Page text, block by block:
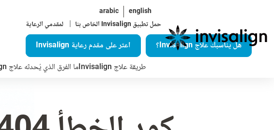
arabic
english
حمل تطبيق Invisalign الخاص بنا
| لمقدمي الرعاية
هل يناسبك علاج Invisalign؟
اعثر على مقدم رعاية Invisalign
طريقة علاج Invisalign
ما الفرق الذي يُحدثه علاج Invisalign؟